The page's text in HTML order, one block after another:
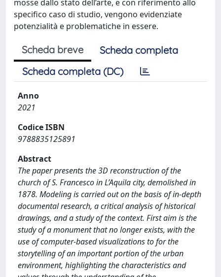
mosse dallo stato dell’arte, e con riferimento allo
specifico caso di studio, vengono evidenziate
potenzialità e problematiche in essere.
Scheda breve
Scheda completa
Scheda completa (DC)
Anno
2021
Codice ISBN
9788835125891
Abstract
The paper presents the 3D reconstruction of the
church of S. Francesco in L’Aquila city, demolished in
1878. Modeling is carried out on the basis of in-depth
documental research, a critical analysis of historical
drawings, and a study of the context. First aim is the
study of a monument that no longer exists, with the
use of computer-based visualizations to for the
storytelling of an important portion of the urban
environment, highlighting the characteristics and